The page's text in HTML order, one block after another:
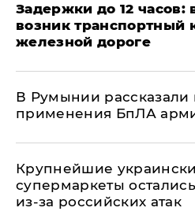
Задержки до 12 часов:
возник транспортный
железной дороге
В Румынии рассказали
применения БпЛА
Крупнейшие
супермаркеты
из-за российских атак